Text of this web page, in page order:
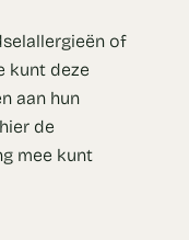
of
kunt deze
aan hun
de
mee kunt